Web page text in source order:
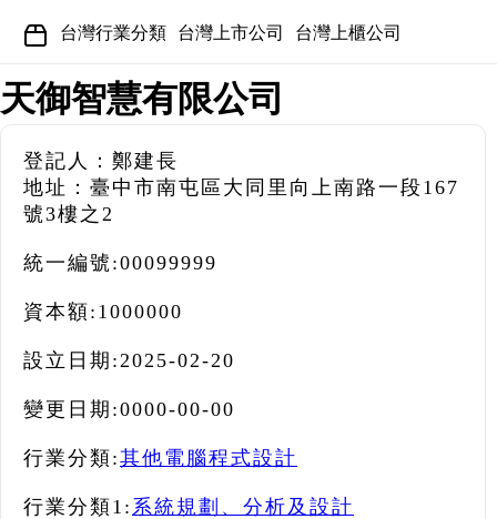
台灣行業分類 台灣上市公司 台灣上櫃公司
天御智慧有限公司
登記人：鄭建長
地址：臺中市南屯區大同里向上南路一段167
號3樓之2
統一編號:00099999
資本額: 1000000
設立日期:2025-02-20
變更日期:0000-00-00
行業分類:其他電腦程式設計
行業分類1: 系統規劃、分析及設計